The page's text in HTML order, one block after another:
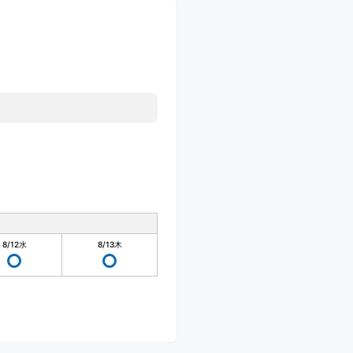
8/12水 8/13木